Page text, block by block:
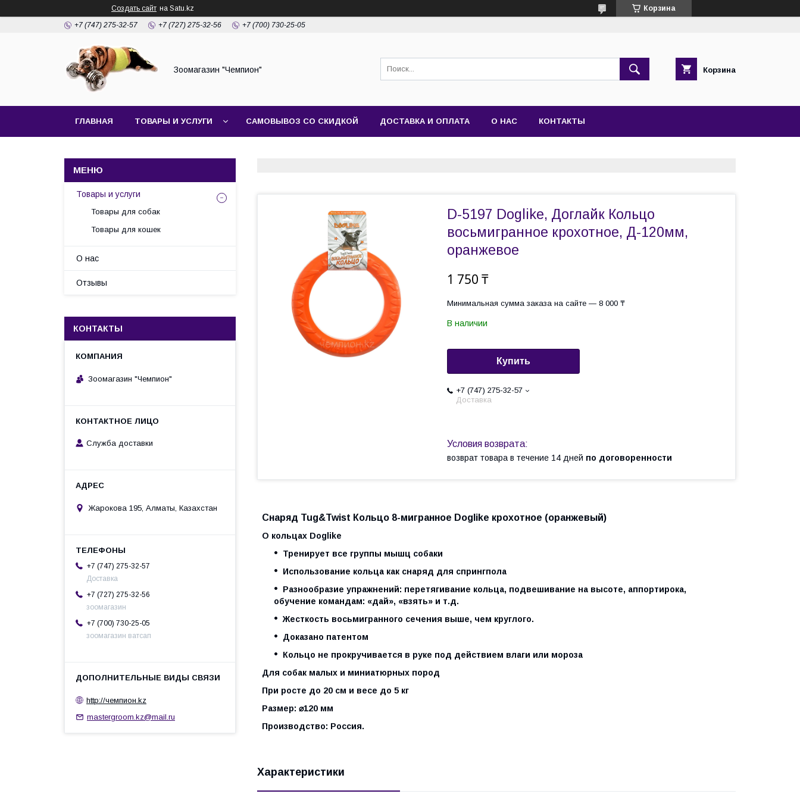
Создать сайт на Satu.kz Корзина
+7 (747) 275-32-57 +7 (727) 275-32-56 +7 (700) 730-25-05
Зоомагазин "Чемпион" Корзина
ГЛАВНАЯ ТОВАРЫ И УСЛУГИ САМОВЫВОЗ СО СКИДКОЙ ДОСТАВКА И ОПЛАТА О НАС КОНТАКТЫ
D-5197 Doglike, Доглайк Кольцо
восьмигранное крохотное, Д-120мм,
оранжевое
1 750 ₸
Минимальная сумма заказа на сайте — 8 000 ₸
В наличии
Купить
+7 (747) 275-32-57
Доставка
возврат товара в течение 14 дней по договоренности
Снаряд Tug&Twist Кольцо 8-мигранное Doglike крохотное (оранжевый)
О кольцах Doglike
Тренирует все группы мышц собаки
Использование кольца как снаряд для спрингпола
Разнообразие упражнений: перетягивание кольца, подвешивание на высоте, аппортирока,
обучение командам: «дай», «взять» и т.д.
Жесткость восьмигранного сечения выше, чем круглого.
Доказано патентом
Кольцо не прокручивается в руке под действием влаги или мороза
Для собак малых и миниатюрных пород
При росте до 20 см и весе до 5 кг
Размер: ⌀120 мм
Производство: Россия.
Характеристики
Товары и услуги
Товары для собак
Товары для кошек
О нас
Отзывы
КОНТАКТЫ
Зоомагазин "Чемпион"
Служба доставки
Жарокова 195, Алматы, Казахстан
+7 (747) 275-32-57
Доставка
+7 (727) 275-32-56
зоомагазин
+7 (700) 730-25-05
зоомагазин ватсап
http://чемпион.kz
mastergroom.kz@mail.ru